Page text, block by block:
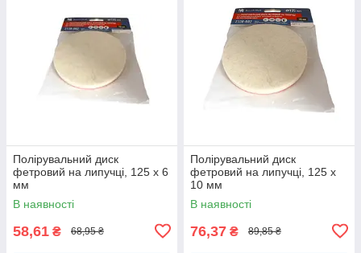
Полірувальний диск
фетровий на липучці, 125 х 6
мм
В наявності
58,61 ₴ 68,95 ₴
Полірувальний диск
фетровий на липучці, 125 x
10 мм
В наявності
76,37 ₴ 89,85 ₴